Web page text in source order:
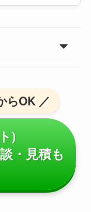
らOK ／
)
・見積も